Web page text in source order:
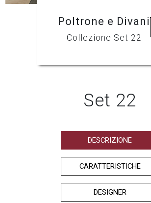
Poltrone e Divani
Collezione Set 22
Set 22
DESCRIZIONE
CARATTERISTICHE
DESIGNER